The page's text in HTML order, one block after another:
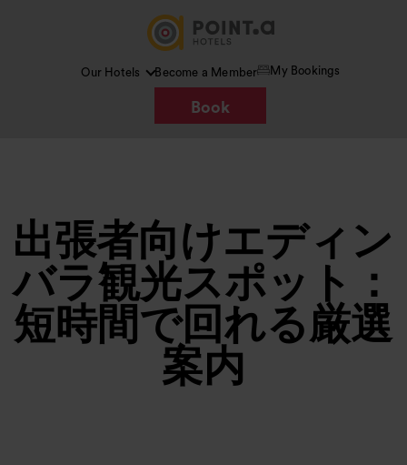
Our Hotels Become a Member My Bookings
Book
出張者向けエディン
バラ観光スポット：
短時間で回れる厳選
案内